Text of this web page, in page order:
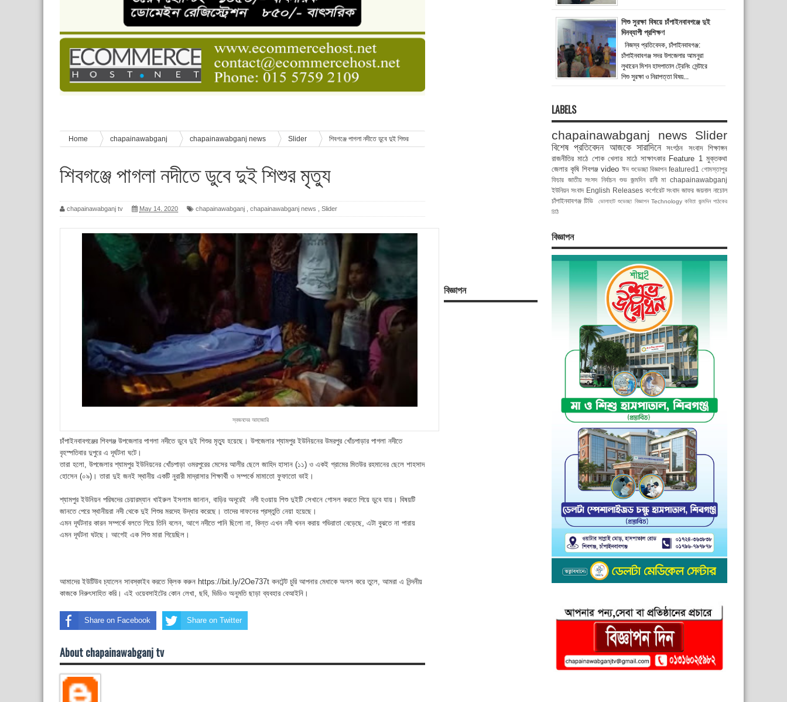
চাঁপাইনবাবগঞ্জে শেষ হয়েছে ৫ দিনের স্কাউট ইউনিট লিডার বেসিক কোর্স
বাংলাদেশ স্কাউটস দিবস পালন
পানি সংকট, কলস নিয়ে বিক্ষোভ
ঈদের শুভেচ্ছা জানিয়েছেন সাবেক ছাত্রলীগ নেতা আবু হাসনাত সুমন
শিশু সুরক্ষা বিষয়ে চাঁপাইনবাবগঞ্জে দুই দিনব্যাপী প্রশিক্ষণ
বিজ্ঞাপন
Home chapainawabganj chapainawabganj news Slider
শিবগঞ্জে পাগলা নদীতে ডুবে দুই শিশুর
মৃত্যু
শিবগঞ্জে পাগলা নদীতে ডুবে দুই শিশুর মৃত্যু
chapainawabganj tv May 14, 2020 chapainawabganj chapainawabganj news Slider
স্বজনদের আহাজারি
চাঁপাইনবাবগঞ্জের শিবগঞ্জ উপজেলার পাগলা নদীতে ডুবে দুই শিশুর মৃত্যু হয়েছে। উপজেলার শ্যামপুর ইউনিয়নের উমরপুর খোঁচপাড়ার পাগলা নদীতে
বৃহস্পতিবার দুপুরে এ দূর্ঘটনা ঘটে।
তারা হলো, উপজেলার শ্যামপুর ইউনিয়নের খোঁচপাড়া ওমরপুরের মেসের আলীর ছেলে জাহিদ হাসান (১১) ও একই গ্রামের মিতউর রহমানের ছেলে শাহসাদ
হোসেন (০৯)। তারা দুই জনই স্থানীয় একটি নুরারী মাদ্রাসার শিক্ষার্থী ও সম্পর্কে মামাতো ফুফাতো ভাই।
শ্যামপুর ইউনিয়ন পরিষদের চেয়ারম্যান খাইরুল ইসলাম জানান, বাড়ির অদূরেই নদী হওয়ায় শিশু দুইটি সেখানে গোসল করতে গিয়ে ডুবে যায়। বিষয়টি
জানতে পেরে স্থানীয়রা নদী থেকে দুই শিশুর মরদেহ উদ্ধার করেছে। তাদের দাফনের প্রস্তুতি নেয়া হয়েছে।
এমন দূর্ঘটনার কারন সম্পর্কে বলতে গিয়ে তিনি বলেন, আগে নদীতে পানি ছিলো না, কিন্ত এখন নদী খনন করায় গভিরাতা বেড়েছে, এটা বুঝতে না পারায়
এমন দূর্ঘটনা ঘটছে। আগেই এক শিশু মারা গিয়েছিল।
আমাদের ইউটিউব চ্যালেন সাবস্কাইব করতে ক্লিক করুন https://bit.ly/2Oe737t কনটেন্ট চুরি আপনার মেধাকে অলস করে তুলে, আমরা এ নিন্দনীয়
কাজকে নিরুৎসাহিত করি। এই ওয়েবসাইটের কোন লেখা, ছবি, ভিডিও অনুমতি ছাড়া ব্যবহার বেআইনি।
Share on Facebook Share on Twitter
About chapainawabganj tv
শিশু সুরক্ষা বিষয়ে চাঁপাইনবাবগঞ্জে দুই
দিনব্যাপী প্রশিক্ষণ
নিজস্ব প্রতিবেদক, চাঁপাইনবাবগঞ্জ:
চাঁপাইনবাবগঞ্জ সদর উপজেলার আমনুরা
লুথারেন মিশন হাসপাতাল ট্রেনিং সেন্টারে
শিশু সুরক্ষা ও নিরাপত্তা বিষয়...
LABELS
chapainawabganj news Slider
বিশেষ প্রতিবেদন আজকে সারাদিনে সংগঠন সংবাদ
শিক্ষাঙ্গন
রাজনীতির মাঠে শোক খেলার মাঠে সাক্ষাৎকার Feature 1 মুক্তকথা
জেলার কৃষি শিবগঞ্জ video ঈদ শুভেচ্ছা বিজ্ঞাপন featured1 গোমস্তাপুর
ফিচার জাতীয় সংসদ নির্বাচন শুভ জন্মদিন রানী মা chapainawabganj
ইউনিয়ন সংবাদ English Releases কর্পোরেট সংবাদ জাফর জয়নাল নাচোল
চাঁপাইনবাবগঞ্জ টিভি
ভোলাহাট শুভেচ্ছা বিজ্ঞাপন Technology কবিতা জন্মদিন পাঠকের
চিঠি
বিজ্ঞাপন